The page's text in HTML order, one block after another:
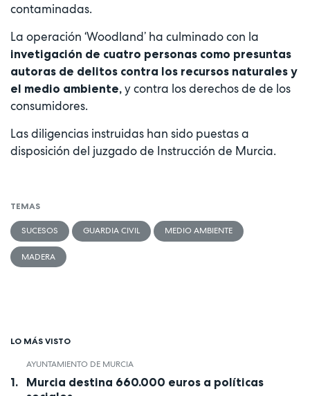
contaminadas.
La operación ‘Woodland’ ha culminado con la
invetigación de cuatro personas como presuntas
autoras de delitos contra los recursos naturales y
el medio ambiente, y contra los derechos de de los
consumidores.
Las diligencias instruidas han sido puestas a
disposición del juzgado de Instrucción de Murcia.
TEMAS
SUCESOS GUARDIA CIVIL MEDIO AMBIENTE
MADERA
LO MÁS VISTO
AYUNTAMIENTO DE MURCIA
Murcia destina 660.000 euros a políticas